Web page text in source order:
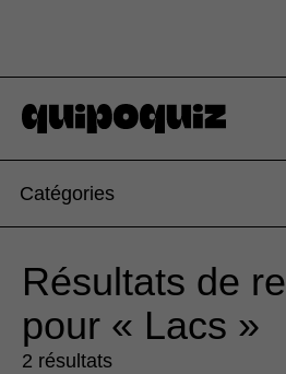
Catégories
Résultats de
pour « Lacs »
2 résultats